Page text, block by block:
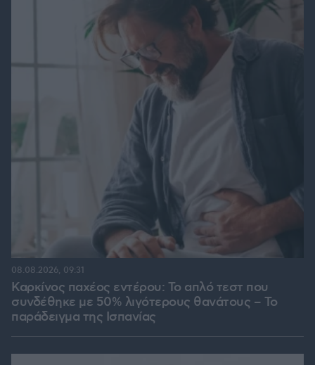
Καρκίνος παχέος εντέρου: Το απλό τεστ που
συνδέθηκε με 50% λιγότερους θανάτους – Το
παράδειγμα της Ισπανίας
08.08.2026, 09:31